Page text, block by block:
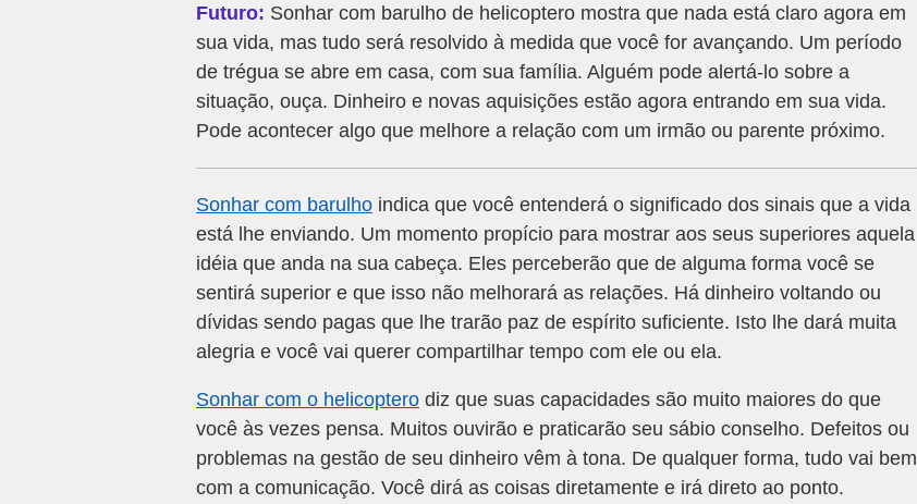
Futuro: Sonhar com barulho de helicoptero mostra que nada está claro agora em
sua vida, mas tudo será resolvido à medida que você for avançando. Um período
de trégua se abre em casa, com sua família. Alguém pode alertá-lo sobre a
situação, ouça. Dinheiro e novas aquisições estão agora entrando em sua vida.
Pode acontecer algo que melhore a relação com um irmão ou parente próximo.
Sonhar com barulho indica que você entenderá o significado dos sinais que a vida
está lhe enviando. Um momento propício para mostrar aos seus superiores aquela
idéia que anda na sua cabeça. Eles perceberão que de alguma forma você se
sentirá superior e que isso não melhorará as relações. Há dinheiro voltando ou
dívidas sendo pagas que lhe trarão paz de espírito suficiente. Isto lhe dará muita
alegria e você vai querer compartilhar tempo com ele ou ela.
Sonhar com o helicoptero diz que suas capacidades são muito maiores do que
você às vezes pensa. Muitos ouvirão e praticarão seu sábio conselho. Defeitos ou
problemas na gestão de seu dinheiro vêm à tona. De qualquer forma, tudo vai bem
com a comunicação. Você dirá as coisas diretamente e irá direto ao ponto.